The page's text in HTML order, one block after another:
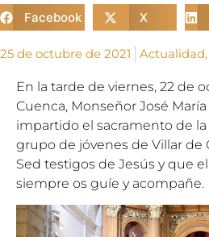
Facebook X
25 de octubre de 2021 Actualidad,
En la tarde de viernes, 22 de
Cuenca, Monseñor José María
impartido el sacramento de
grupo de jóvenes de Villar de
Sed testigos de Jesús y que
siempre os guíe y acompañe.